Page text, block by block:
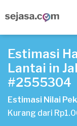
Estimasi
Lantai in
#2555304
Estimasi Nilai
Kurang dari